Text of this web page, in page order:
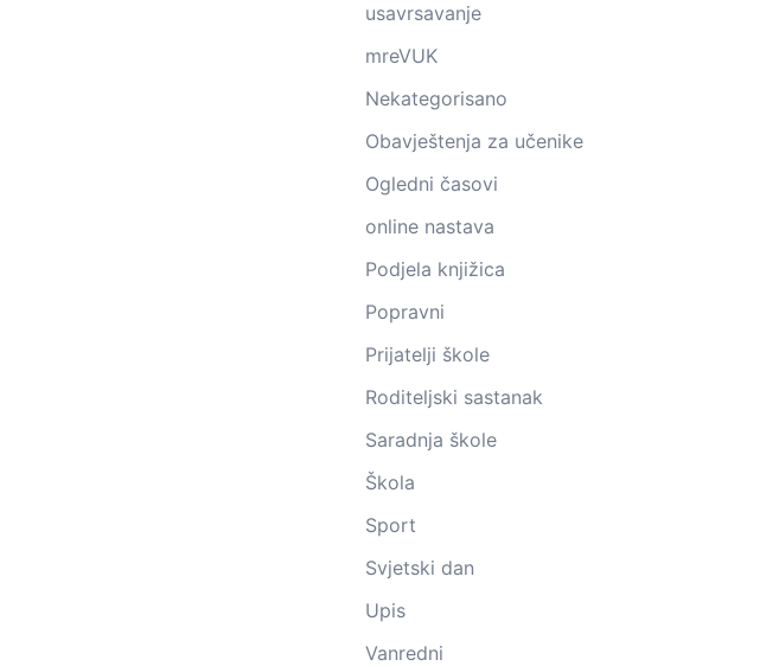
usavrsavanje
mreVUK
Nekategorisano
Obavještenja za učenike
Ogledni časovi
online nastava
Podjela knjižica
Popravni
Prijatelji škole
Roditeljski sastanak
Saradnja škole
Škola
Sport
Svjetski dan
Upis
Vanredni